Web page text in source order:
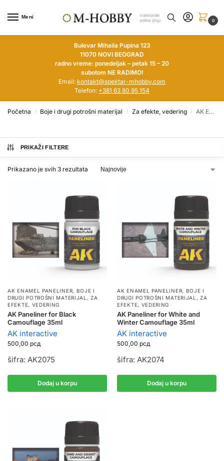
Meni
0
Bulevar Mihaila Pupina 123
11070 NOVI BEOGRAD
radno vreme: ponedeljak – petak 15 – 20
subotom NE RADIMO!
Email: kontakt@spektar-mhobby.com
Telefon: +381 63 80 95 154
Početna / Boje i drugi potrošni materijal / Za efekte, vedering / AK Enamel Paneliner
PRIKAŽI FILTERE
Prikazano je svih 3 rezultata
AK ENAMEL PANELINER, BOJE I
DRUGI POTROŠNI MATERIJAL ,ZA
EFEKTE, VEDERING
AK Paneliner for Black
Camouflage 35ml
AK interactive
500,00 рсд
šifra: AK2075
Dodaj u korpu
AK ENAMEL PANELINER, BOJE I
DRUGI POTROŠNI MATERIJAL ,ZA
EFEKTE, VEDERING
AK Paneliner for White and
Winter Camouflage 35ml
AK interactive
500,00 рсд
šifra: AK2074
Dodaj u korpu